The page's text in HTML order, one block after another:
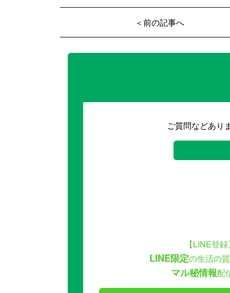
＜前の記事へ
ご質問などあり
【LINE登
LINE限定の生活の
マル秘情報配